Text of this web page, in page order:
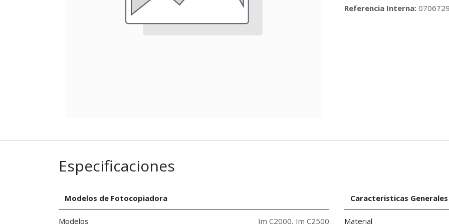
Referencia Interna:
Especificaciones
Modelos de Fotocopiadora
Modelos Im C2000, Im C2500
Caracteristicas Generales
Material